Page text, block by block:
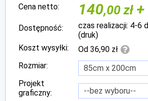
Cena netto: 140,00 zł+
Dostępność:
czas realizacji: 4-6
(druk)
Koszt wysyłki:
Od 36,90 zł
Rozmiar:
Projekt
graficzny: